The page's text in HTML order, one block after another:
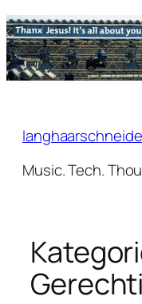
Zum
Inhalt
springen
Music. Tech.